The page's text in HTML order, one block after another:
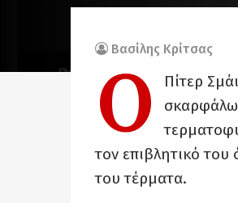
Βασίλης Κρίτσας
Ο
Πίτερ
τον επιβλητικό του
του τέρματα.